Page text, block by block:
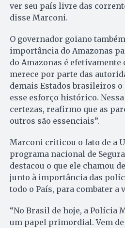
ver seu país livre das
disse Marconi.
O governador goiano
importância do Amazonas
do Amazonas é
merece por parte das
demais Estados brasileiros
esse esforço histórico.
certezas, reafirmo que as
outros são essenciais”.
Marconi criticou o fato de a
programa nacional de
destacou o que ele chamou
junto à importância das
todo o País, para combater a
“No Brasil de hoje, a Polícia
um papel primordial. Vem